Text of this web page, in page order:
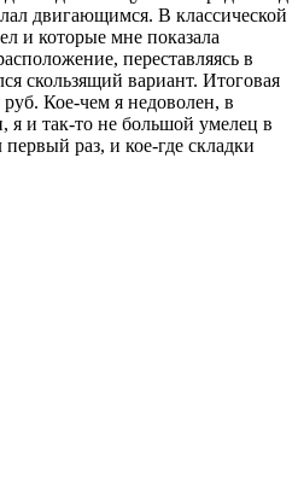
двигающимся. В классической
и которые мне показала
переставляясь в
скользящий вариант. Итоговая
руб. Кое-чем я недоволен, в
я и так-то не большой умелец в
раз, и кое-где складки